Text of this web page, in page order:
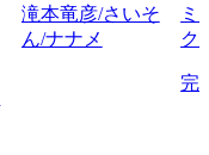
滝本竜彦/さいそ
ん/ナナメ
ミ
ク
完